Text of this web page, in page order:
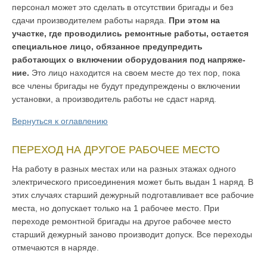
персонал может это сделать в отсутствии бригады и без
сдачи производителем работы наряда. При этом на
участке, где проводились ремонтные работы, остается
специальное лицо, обязанное предупредить
работающих о включении оборудования под напряже­
ние. Это лицо находится на своем месте до тех пор, пока
все члены бригады не будут предупреждены о включении
установки, а производитель работы не сдаст наряд.
Вернуться к оглавлению
ПЕРЕХОД НА ДРУГОЕ РАБОЧЕЕ МЕСТО
На работу в раз­ных местах или на разных этажах одного
электрического присоединения мо­жет быть выдан 1 наряд. В
этих случаях старший дежурный подготавливает все рабочие
места, но допускает только на 1 рабочее место. При
переходе ремонтной бригады на другое рабочее место
старший дежурный заново произ­водит допуск. Все переходы
отмечаются в наряде.